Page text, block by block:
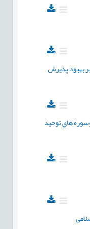
بهبود پذیرش
هاي توحيد